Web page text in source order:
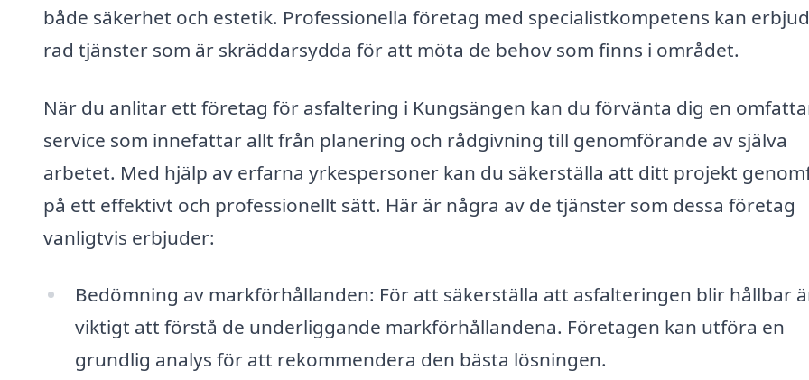
både säkerhet och estetik. Professionella företag med specialistkompetens kan
rad tjänster som är skräddarsydda för att möta de behov som finns i området.
När du anlitar ett företag för asfaltering i Kungsängen kan du förvänta dig en
service som innefattar allt från planering och rådgivning till genomförande av själva
arbetet. Med hjälp av erfarna yrkespersoner kan du säkerställa att ditt projekt
på ett effektivt och professionellt sätt. Här är några av de tjänster som dessa företag
vanligtvis erbjuder:
Bedömning av markförhållanden: För att säkerställa att asfalteringen blir hållbar
viktigt att förstå de underliggande markförhållandena. Företagen kan utföra en
grundlig analys för att rekommendera den bästa lösningen.